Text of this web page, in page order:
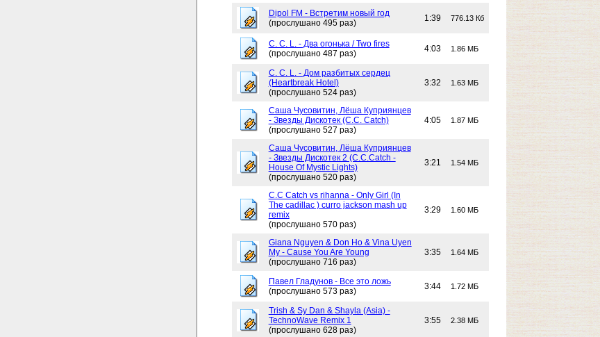
Dipol FM - Встретим новый год
(прослушано 495 раз)
1:39 776.13 Кб
C. C. L. - Два огонька / Two fires
(прослушано 487 раз)
4:03 1.86 МБ
C. C. L. - Дом разбитых сердец
(Heartbreak Hotel)
(прослушано 524 раз)
3:32 1.63 МБ
Саша Чусовитин, Лёша Куприянцев
- Звезды Дискотек (C.C. Catch)
(прослушано 527 раз)
4:05 1.87 МБ
Саша Чусовитин, Лёша Куприянцев
- Звезды Дискотек 2 (C.C.Catch -
House Of Mystic Lights)
(прослушано 520 раз)
3:21 1.54 МБ
C.C Catch vs rihanna - Only Girl (In
The cadillac ) curro jackson mash up
remix
(прослушано 570 раз)
3:29 1.60 МБ
Giana Nguyen & Don Ho & Vina Uyen
My - Cause You Are Young
(прослушано 716 раз)
3:35 1.64 МБ
Павел Гладунов - Все это ложь
(прослушано 573 раз)
3:44 1.72 МБ
Trish & Sy Dan & Shayla (Asia) -
TechnoWave Remix 1
(прослушано 628 раз)
3:55 2.38 МБ